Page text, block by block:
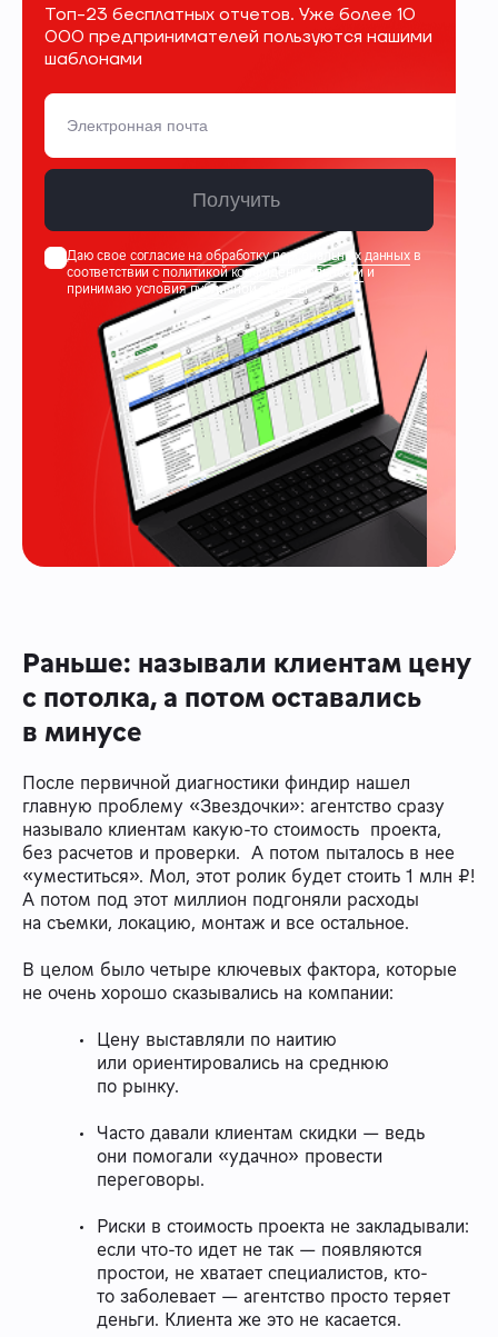
Топ-23 бесплатных отчетов. Уже более 10
000 предпринимателей пользуются нашими
шаблонами
Получить
Даю свое согласие на обработку персональных данных в
соответствии сполитикой конфиденциальностии
принимаю условияпубличной оферты
Раньше: называли клиентам цену
с потолка, а потом оставались
в минусе
После первичной диагностики финдир нашел
главную проблему «Звездочки»: агентство сразу
называло клиентам какую-то стоимость проекта,
без расчетов и проверки. А потом пыталось в нее
«уместиться». Мол, этот ролик будет стоить 1 млн ₽!
А потом под этот миллион подгоняли расходы
на съемки, локацию, монтаж и все остальное.
В целом было четыре ключевых фактора, которые
не очень хорошо сказывались на компании:
Цену выставляли по наитию
или ориентировались на среднюю
по рынку.
Часто давали клиентам скидки — ведь
они помогали «удачно» провести
переговоры.
Риски в стоимость проекта не закладывали:
если что-то идет не так — появляются
простои, не хватает специалистов, кто-
то заболевает — агентство просто теряет
деньги. Клиента же это не касается.